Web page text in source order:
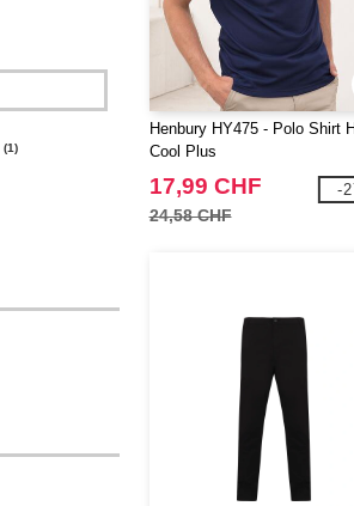
(1)
Henbury HY475 - Polo Shirt
Cool Plus
17,99 CHF
24,58 CHF
-